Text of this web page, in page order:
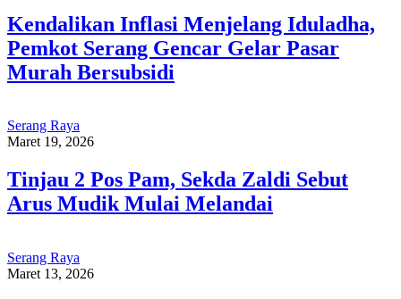
Kendalikan Inflasi Menjelang Iduladha,
Pemkot Serang Gencar Gelar Pasar
Murah Bersubsidi
Serang Raya
Maret 19, 2026
Tinjau 2 Pos Pam, Sekda Zaldi Sebut
Arus Mudik Mulai Melandai
Serang Raya
Maret 13, 2026